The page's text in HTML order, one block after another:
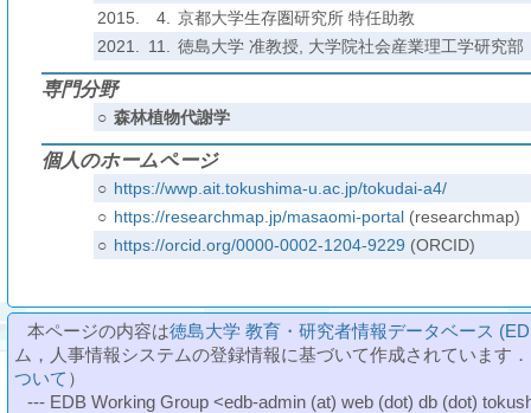
2015.
4.
京都大学生存圏研究所 特任助教
2021.
11. 徳島大学 准教授, 大学院社会産業理工学研究部
専門分野
○ 森林植物代謝学
個人のホームページ
○ https://wwp.ait.tokushima-u.ac.jp/tokudai-a4/
○ https://researchmap.jp/masaomi-portal(researchmap)
○ https://orcid.org/0000-0002-1204-9229 (ORCID)
本ページの内容は徳島大学 教育・研究者情報データベース
ム，人事情報システムの登録情報に基づいて作成されています
ついて ）
--- EDB Working Group <edb-admin (at) web (dot) db (dot)